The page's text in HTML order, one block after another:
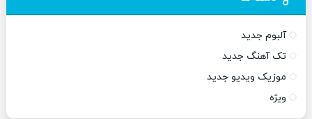
آلبوم جدید
تک آهنگ جدید
موزیک ویدیو جدید
ویژه